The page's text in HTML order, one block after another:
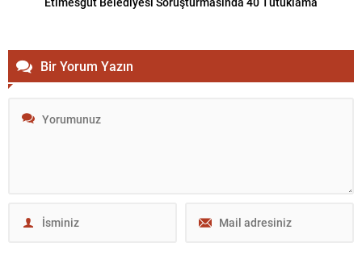
Bir Yorum Yazın